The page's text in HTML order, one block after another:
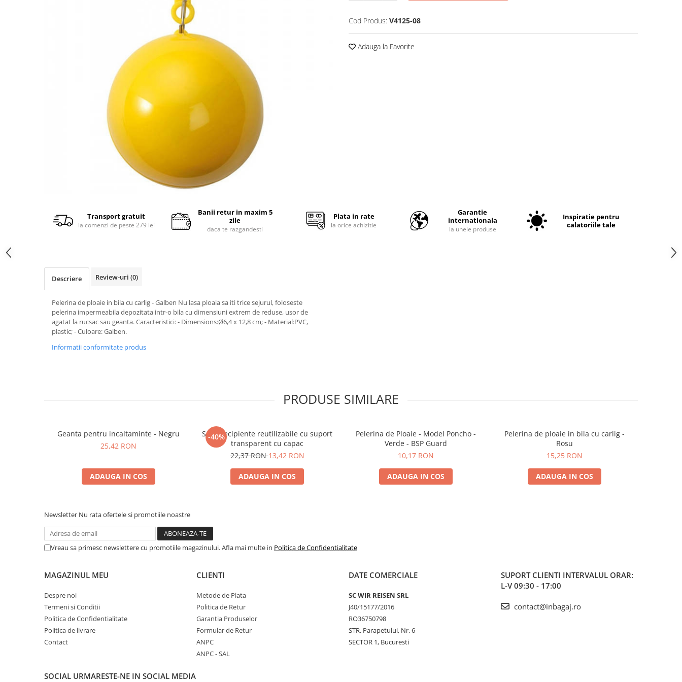
Cod Produs: V4125-08
Adauga la Favorite
Transport gratuit
la comenzi de peste 279 lei
Banii retur in maxim 5
zile
daca te razgandesti
Plata in rate
la orice achizitie
Garantie
internationala
la unele produse
Inspiratie pentru
calatoriile tale
Descriere Review-uri (0)
Pelerina de ploaie in bila cu carlig - Galben Nu lasa ploaia sa iti trice sejurul, foloseste
pelerina impermeabila depozitata intr-o bila cu dimensiuni extrem de reduse, usor de
agatat la rucsac sau geanta. Caracteristici: - Dimensions:Ø6,4 x 12,8 cm; - Material:PVC,
plastic; - Culoare: Galben.
Informatii conformitate produs
PRODUSE SIMILARE
Geanta pentru incaltaminte - Negru
25,42 RON
ADAUGA IN COS
-40%
Set 3 recipiente reutilizabile cu suport
transparent cu capac
22,37 RON13,42 RON
ADAUGA IN COS
Pelerina de Ploaie - Model Poncho -
Verde - BSP Guard
10,17 RON
ADAUGA IN COS
Pelerina de ploaie in bila cu carlig -
Rosu
15,25 RON
ADAUGA IN COS
Newsletter Nu rata ofertele si promotiile noastre
Vreau sa primesc newslettere cu promotiile magazinului. Afla mai multe in Politica de Confidentialitate
MAGAZINUL MEU
Despre noi
Termeni si Conditii
Politica de Confidentialitate
Politica de livrare
Contact
CLIENTI
Metode de Plata
Politica de Retur
Garantia Produselor
Formular de Retur
ANPC
ANPC - SAL
DATE COMERCIALE
SC WIR REISEN SRL
J40/15177/2016
RO36750798
STR. Parapetului, Nr. 6
SECTOR 1, Bucuresti
SUPORT CLIENTI INTERVALUL ORAR:
L-V 09:30 - 17:00
contact@inbagaj.ro
SOCIAL URMARESTE-NE IN SOCIAL MEDIA